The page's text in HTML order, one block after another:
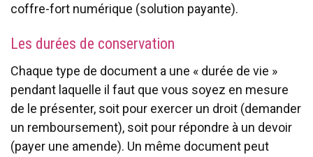
coffre-fort numérique (solution payante).
Les durées de conservation
Chaque type de document a une « durée de vie »
pendant laquelle il faut que vous soyez en mesure
de le présenter, soit pour exercer un droit (demander
un remboursement), soit pour répondre à un devoir
(payer une amende). Un même document peut